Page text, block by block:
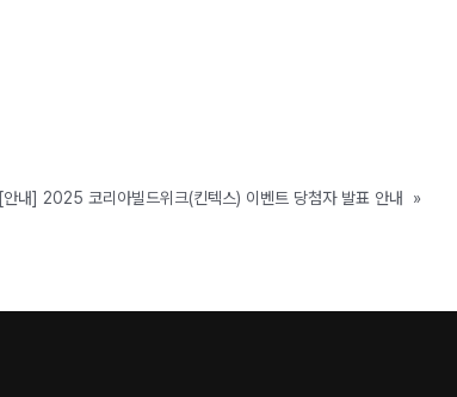
[안내] 2025 코리아빌드위크(킨텍스) 이벤트 당첨자 발표 안내 »